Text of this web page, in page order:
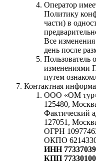
Оператор
Политику
части) в
Все
день после
Пользователь
изменениями
путем
Контактная
ООО «ОМ тур»
125480,
Фактический
127051,
ОГРН
ОКПО
ИНН
КПП